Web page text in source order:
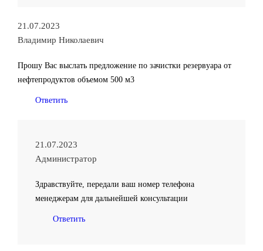
21.07.2023
Владимир Николаевич
Прошу Вас выслать предложение по зачистки резервуара от
нефтепродуктов объемом 500 м3
Ответить
21.07.2023
Администратор
Здравствуйте, передали ваш номер телефона
менеджерам для дальнейшей консультации
Ответить